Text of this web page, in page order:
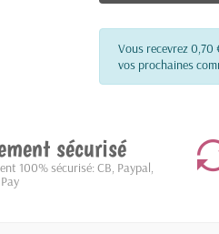
Vous recevrez
vos prochaines
sécurisé
100% sécurisé: CB, Paypal,